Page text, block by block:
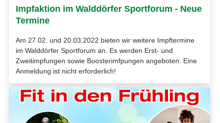
Impfaktion im Walddörfer Sportforum - Neue
Termine
Am 27.02. und 20.03.2022 bieten wir weitere Impftermine
im Walddörfer Sportforum an. Es werden Erst- und
Zweitimpfungen sowie Boosterimfpungen angeboten. Eine
Anmeldung ist nicht erforderlich!